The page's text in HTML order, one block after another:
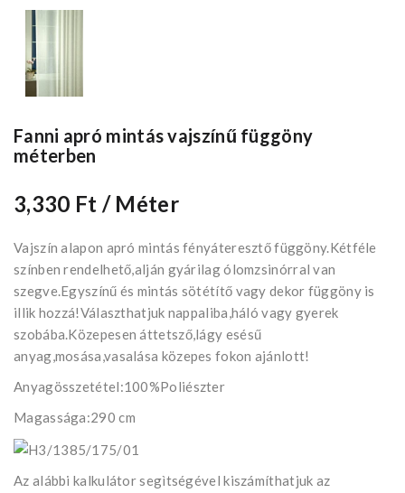
Fanni apró mintás vajszínű függöny
méterben
3,330 Ft / Méter
Vajszín alapon apró mintás fényáteresztő függöny.Kétféle
színben rendelhető,alján gyárilag ólomzsinórral van
szegve.Egyszínű és mintás sötétítő vagy dekor függöny is
illik hozzá!Választhatjuk nappaliba,háló vagy gyerek
szobába.Közepesen áttetsző,lágy esésű
anyag,mosása,vasalása közepes fokon ajánlott!
Anyagösszetétel:100%Poliészter
Magassága:290 cm
Az alábbi kalkulátor segìtségével kiszámíthatjuk az